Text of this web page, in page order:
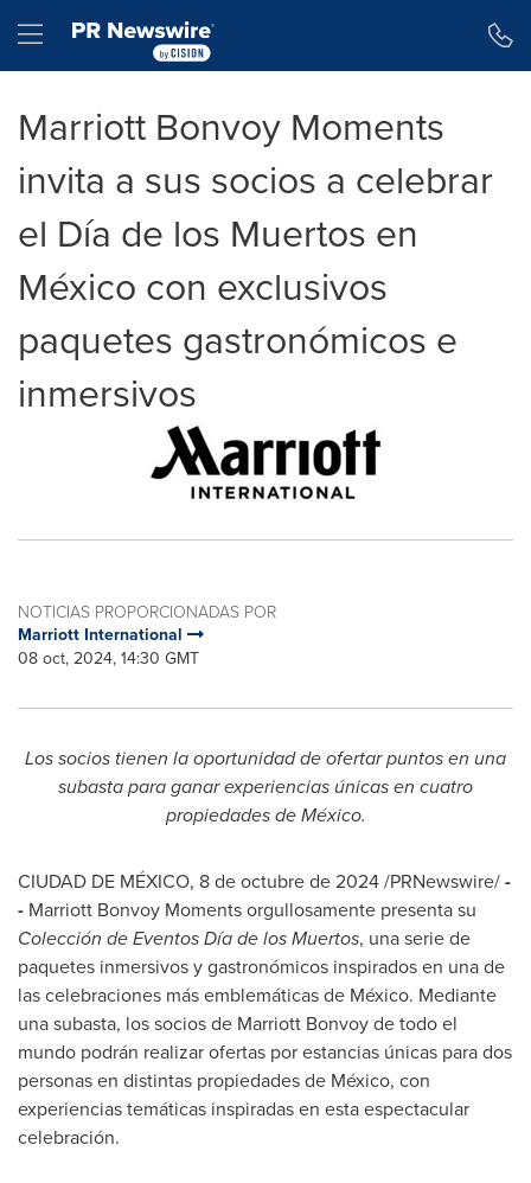
Hamburger menu
Marriott Bonvoy Moments
invita a sus socios a celebrar
el Día de los Muertos en
México con exclusivos
paquetes gastronómicos e
inmersivos
NOTICIAS PROPORCIONADAS POR
Marriott International
08 oct, 2024, 14:30 GMT
Los socios tienen la oportunidad de ofertar puntos en una
subasta para ganar experiencias únicas en cuatro
propiedades de México.
CIUDAD DE MÉXICO, 8 de octubre de 2024/PRNewswire/-
- Marriott Bonvoy Moments orgullosamente presenta su
Colección de Eventos Día de los Muertos, una serie de
paquetes inmersivos y gastronómicos inspirados en una de
las celebraciones más emblemáticas de México. Mediante
una subasta, los socios de Marriott Bonvoy de todo el
mundo podrán realizar ofertas por estancias únicas para dos
personas en distintas propiedades de México, con
experiencias temáticas inspiradas en esta espectacular
celebración.